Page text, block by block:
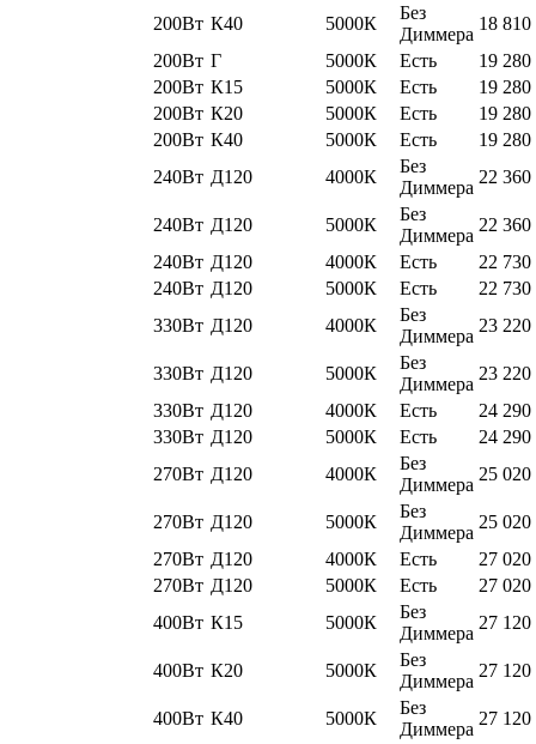
200Вт К40 5000К
Без
Диммера
18 810
200Вт Г 5000К Есть
19 280
200Вт К15 5000К Есть
19 280
200Вт К20 5000К Есть
19 280
200Вт К40 5000К Есть
19 280
240Вт Д120 4000К
Без
Диммера
22 360
240Вт Д120 5000К
Без
Диммера
22 360
240Вт Д120 4000К Есть
22 730
240Вт Д120 5000К Есть
22 730
330Вт Д120 4000К
Без
Диммера
23 220
330Вт Д120 5000К
Без
Диммера
23 220
330Вт Д120 4000К Есть
24 290
330Вт Д120 5000К Есть
24 290
270Вт Д120 4000К
Без
Диммера
25 020
270Вт Д120 5000К
Без
Диммера
25 020
270Вт Д120 4000К Есть
27 020
270Вт Д120 5000К Есть
27 020
400Вт К15 5000К
Без
Диммера
27 120
400Вт К20 5000К
Без
Диммера
27 120
400Вт К40 5000К
Без
Диммера
27 120